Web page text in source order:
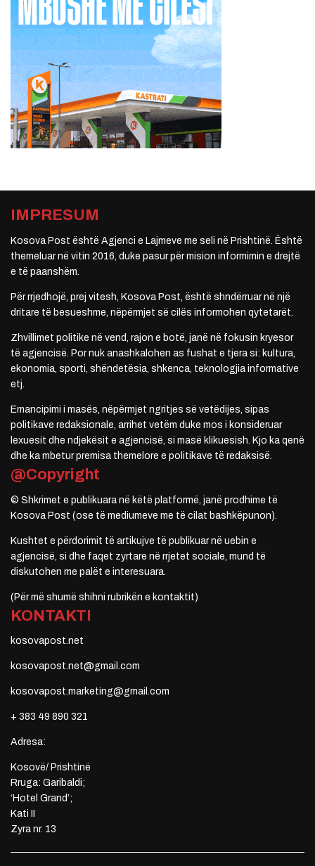
IMPRESUM
Kosova Post është Agjenci e Lajmeve me seli në Prishtinë. Është
themeluar në vitin 2016, duke pasur për mision informimin e drejtë
e të paanshëm.
Për rrjedhojë, prej vitesh, Kosova Post, është shndërruar në një
dritare të besueshme, nëpërmjet së cilës informohen qytetarët.
Zhvillimet politike në vend, rajon e botë, janë në fokusin kryesor
të agjencisë. Por nuk anashkalohen as fushat e tjera si: kultura,
ekonomia, sporti, shëndetësia, shkenca, teknologjia informative
etj.
Emancipimi i masës, nëpërmjet ngritjes së vetëdijes, sipas
politikave redaksionale, arrihet vetëm duke mos i konsideruar
lexuesit dhe ndjekësit e agjencisë, si masë klikuesish. Kjo ka qenë
dhe ka mbetur premisa themelore e politikave të redaksisë.
@Copyright
© Shkrimet e publikuara në këtë platformë, janë prodhime të
Kosova Post (ose të mediumeve me të cilat bashkëpunon).
Kushtet e përdorimit të artikujve të publikuar në uebin e
agjencisë, si dhe faqet zyrtare në rrjetet sociale, mund të
diskutohen me palët e interesuara.
(Për më shumë shihni rubrikën e kontaktit)
KONTAKTI
kosovapost.net
kosovapost.net@gmail.com
kosovapost.marketing@gmail.com
+ 383 49 890 321
Adresa:
Kosovë/ Prishtinë
Rruga: Garibaldi;
‘Hotel Grand’;
Kati II
Zyra nr. 13